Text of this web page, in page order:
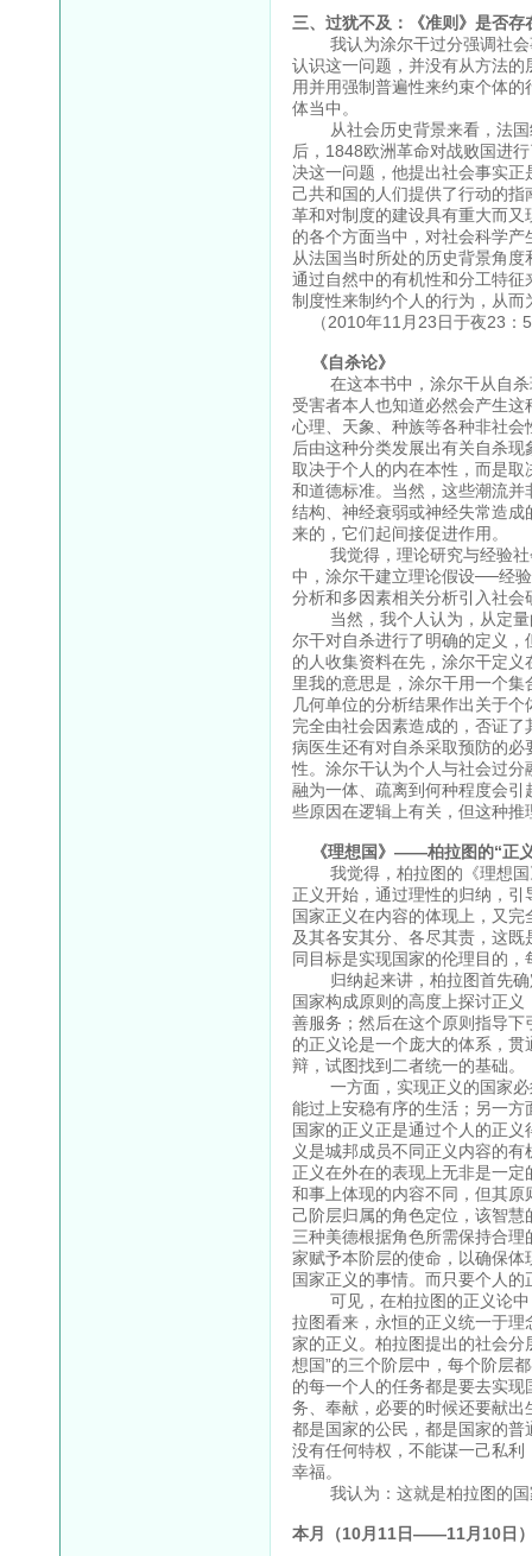
三、过犹不及：《准则》是否
我认为涂尔干过分强调社会
认识这一问题，并没有从方法
用并用强制普遍性来约束个体
体当中。
从社会历史背景来看，法国
后，1848欧洲革命对战败国进
决这一问题，他提出社会事实
己共和国的人们提供了行动的
革和对制度的建设具有重大而
的各个方面当中，对社会科学
从法国当时所处的历史背景角
通过自然中的有机性和分工特
制度性来制约个人的行为，从
（2010年11月23日于夜23：
《自杀论》
在这本书中，涂尔干从自杀
受害者本人也知道必然会产生
心理、天象、种族等各种非社
后由这种分类发展出有关自杀
取决于个人的内在本性，而是
和道德标准。当然，这些潮流
结构、神经衰弱或神经失常造
来的，它们起间接促进作用。
我觉得，理论研究与经验社
中，涂尔干建立理论假设──经
分析和多因素相关分析引入社
当然，我个人认为，从定量
尔干对自杀进行了明确的定义
的人收集资料在先，涂尔干定
里我的意思是，涂尔干用一个
几何单位的分析结果作出关于
完全由社会因素造成的，否证
病医生还有对自杀采取预防的
性。涂尔干认为个人与社会过
融为一体、疏离到何种程度会
些原因在逻辑上有关，但这种
《理想国》——柏拉图的“正
我觉得，柏拉图的《理想国
正义开始，通过理性的归纳，
国家正义在内容的体现上，又
及其各安其分、各尽其责，这
同目标是实现国家的伦理目的
归纳起来讲，柏拉图首先确
国家构成原则的高度上探讨正
善服务；然后在这个原则指导
的正义论是一个庞大的体系，
辩，试图找到二者统一的基础。
一方面，实现正义的国家必
能过上安稳有序的生活；另一
国家的正义正是通过个人的正
义是城邦成员不同正义内容的
正义在外在的表现上无非是一
和事上体现的内容不同，但其
己阶层归属的角色定位，该智
三种美德根据角色所需保持合
家赋予本阶层的使命，以确保
国家正义的事情。而只要个人
可见，在柏拉图的正义论中
拉图看来，永恒的正义统一于
家的正义。柏拉图提出的社会分
想国”的三个阶层中，每个阶层
的每一个人的任务都是要去实
务、奉献，必要的时候还要献出
都是国家的公民，都是国家的
没有任何特权，不能谋一己私
幸福。
我认为：这就是柏拉图的国
本月（10月11日——11月10日